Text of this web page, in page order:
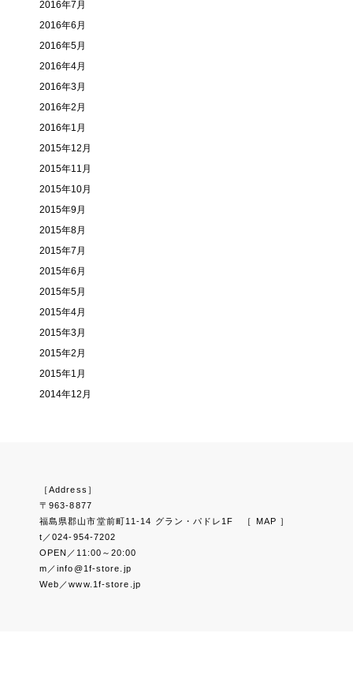
2016年7月
2016年6月
2016年5月
2016年4月
2016年3月
2016年2月
2016年1月
2015年12月
2015年11月
2015年10月
2015年9月
2015年8月
2015年7月
2015年6月
2015年5月
2015年4月
2015年3月
2015年2月
2015年1月
2014年12月
［Address］
〒963-8877
福島県郡山市堂前町11-14 グラン・パドレ1F
［ MAP ］
t／024-954-7202
OPEN／11:00～20:00
m／info@1f-store.jp
Web／www.1f-store.jp